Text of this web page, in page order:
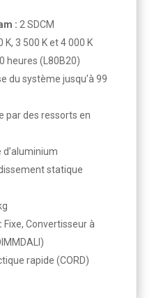
: 2 SDCM
K, 3 500 K et 4 000 K
heures (L80B20)
du système jusqu’à 99
par des ressorts en
statique
Fixe, Convertisseur à
rapide (CORD)